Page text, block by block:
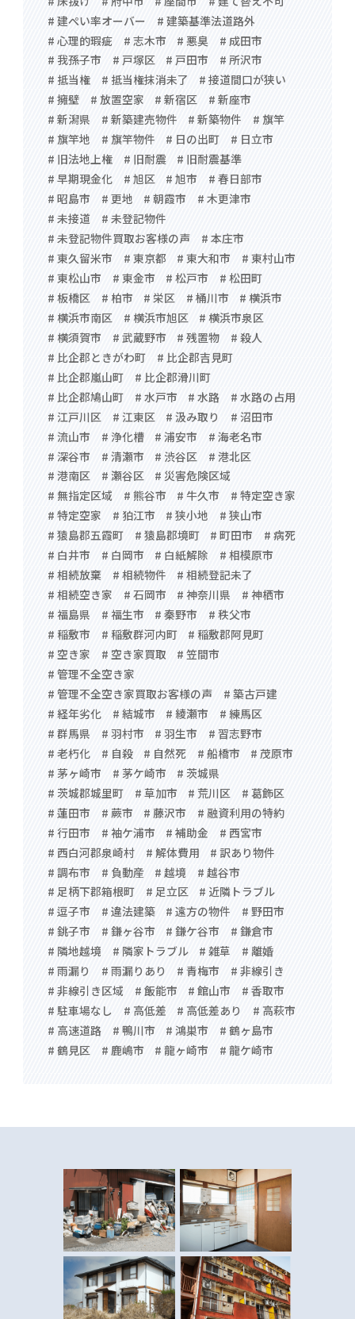
# 建ぺい率オーバー
# 建築基準法道路外
# 心理的瑕疵
# 志木市 # 悪臭
# 成田市
# 我孫子市
# 戸塚区 # 戸田市
# 所沢市
# 抵当権
# 抵当権抹消未了
# 接道間口が狭い
# 擁壁
# 放置空家 # 新宿区
# 新座市
# 新潟県
# 新築建売物件 # 新築物件
# 旗竿
# 旗竿地
# 旗竿物件 # 日の出町
# 日立市
# 旧法地上権
# 旧耐震
# 旧耐震基準
# 早期現金化
# 旭区 # 旭市
# 春日部市
# 昭島市
# 更地 # 朝霞市
# 木更津市
# 未接道
# 未登記物件
# 未登記物件買取お客様の声
# 本庄市
# 東久留米市
# 東京都 # 東大和市
# 東村山市
# 東松山市
# 東金市 # 松戸市
# 松田町
# 板橋区
# 柏市 # 栄区 # 桶川市
# 横浜市
# 横浜市南区
# 横浜市旭区
# 横浜市泉区
# 横須賀市
# 武蔵野市 # 残置物
# 殺人
# 比企郡ときがわ町
# 比企郡吉見町
# 比企郡嵐山町
# 比企郡滑川町
# 比企郡鳩山町
# 水戸市 # 水路
# 水路の占用
# 江戸川区
# 江東区 # 汲み取り
# 沼田市
# 流山市
# 浄化槽 # 浦安市
# 海老名市
# 深谷市
# 清瀬市 # 渋谷区
# 港北区
# 港南区
# 瀬谷区
# 災害危険区域
# 無指定区域
# 熊谷市 # 牛久市
# 特定空き家
# 特定空家
# 狛江市 # 狭小地
# 狭山市
# 猿島郡五霞町
# 猿島郡境町 # 町田市
# 病死
# 白井市
# 白岡市 # 白紙解除
# 相模原市
# 相続放棄
# 相続物件
# 相続登記未了
# 相続空き家
# 石岡市 # 神奈川県
# 神栖市
# 福島県
# 福生市 # 秦野市
# 秩父市
# 稲敷市
# 稲敷群河内町
# 稲敷郡阿見町
# 空き家
# 空き家買取
# 笠間市
# 管理不全空き家
# 管理不全空き家買取お客様の声
# 築古戸建
# 経年劣化
# 結城市 # 綾瀬市
# 練馬区
# 群馬県
# 羽村市 # 羽生市
# 習志野市
# 老朽化
# 自殺 # 自然死 # 船橋市
# 茂原市
# 茅ヶ崎市
# 茅ケ崎市
# 茨城県
# 茨城郡城里町
# 草加市 # 荒川区
# 葛飾区
# 蓮田市
# 蕨市 # 藤沢市
# 融資利用の特約
# 行田市
# 袖ケ浦市 # 補助金
# 西宮市
# 西白河郡泉崎村
# 解体費用
# 訳あり物件
# 調布市
# 負動産 # 越境
# 越谷市
# 足柄下郡箱根町
# 足立区
# 近隣トラブル
# 逗子市
# 違法建築 # 遠方の物件
# 野田市
# 銚子市
# 鎌ヶ谷市 # 鎌ケ谷市
# 鎌倉市
# 隣地越境
# 隣家トラブル # 雑草
# 離婚
# 雨漏り
# 雨漏りあり # 青梅市
# 非線引き
# 非線引き区域
# 飯能市 # 館山市
# 香取市
# 駐車場なし
# 高低差 # 高低差あり
# 高萩市
# 高速道路
# 鴨川市 # 鴻巣市
# 鶴ヶ島市
# 鶴見区
# 鹿嶋市 # 龍ヶ崎市 # 龍ケ崎市